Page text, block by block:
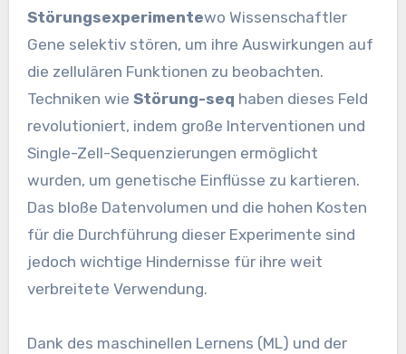
Störungsexperimentewo Wissenschaftler
Gene selektiv stören, um ihre Auswirkungen auf
die zellulären Funktionen zu beobachten.
Techniken wie Störung-seq haben dieses Feld
revolutioniert, indem große Interventionen und
Single-Zell-Sequenzierungen ermöglicht
wurden, um genetische Einflüsse zu kartieren.
Das bloße Datenvolumen und die hohen Kosten
für die Durchführung dieser Experimente sind
jedoch wichtige Hindernisse für ihre weit
verbreitete Verwendung.
Dank des maschinellen Lernens (ML) und der